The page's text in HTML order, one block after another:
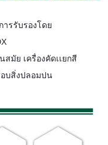
รรับรองโดย
มัย ​​เครื่องคัดเเยกสี
อบสิ่งปลอมปน